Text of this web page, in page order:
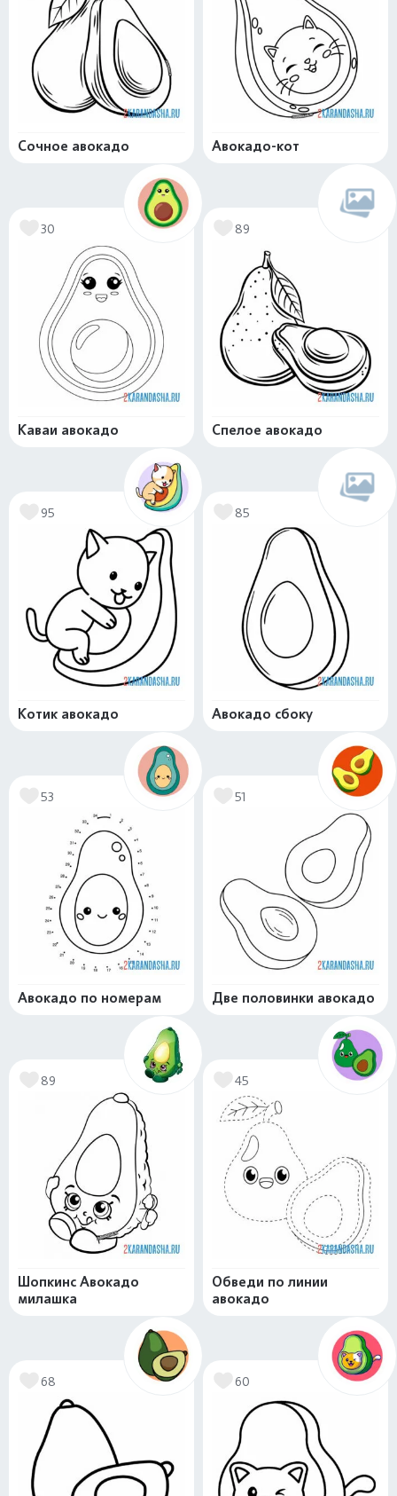
Сочное авокадо Авокадо-кот
30
Каваи авокадо
89
Спелое авокадо
95
Котик авокадо
85
Авокадо сбоку
53
Авокадо по номерам
51
Две половинки авокадо
89
Шопкинс Авокадо
милашка
45
Обведи по линии
авокадо
68 60